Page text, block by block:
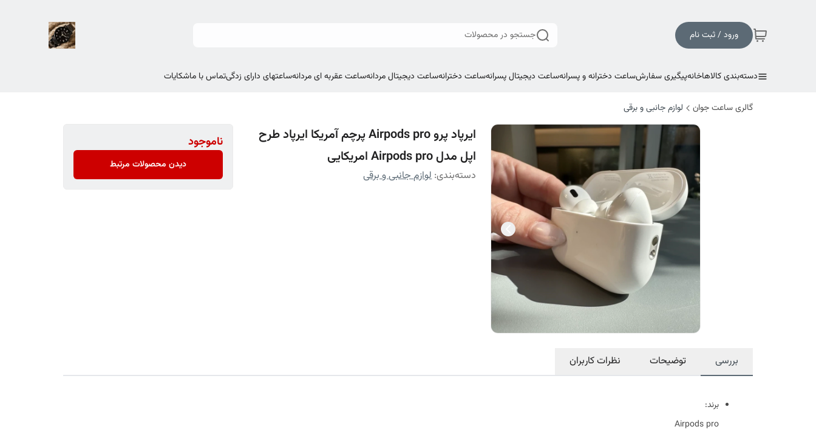
ورود / ثبت نام جستجو در محصولات
دسته‌بندی کالاهاخانهپیگیری سفارشساعت دخترانه و پسرانهساعت دیجیتال پسرانهساعت دخترانهساعت دیجیتال مردانهساعت عقربه ای مردانهساعتهای دارای زدگیتماس با ماشکایات
گالری ساعت جوان لوازم جانبی و برقی
ایرپاد پرو Airpods pro پرچم آمریکا ایرپاد طرح
اپل مدل Airpods pro امریکایی
دسته‌بندی:لوازم جانبی و برقی
ناموجود
دیدن محصولات مرتبط
بررسی توضیحات نظرات کاربران
برند:
Airpods pro